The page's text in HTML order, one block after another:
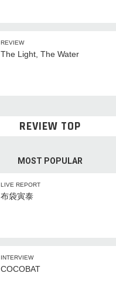
REVIEW
The Light, The Water
REVIEW TOP
MOST POPULAR
LIVE REPORT
布袋寅泰
INTERVIEW
COCOBAT